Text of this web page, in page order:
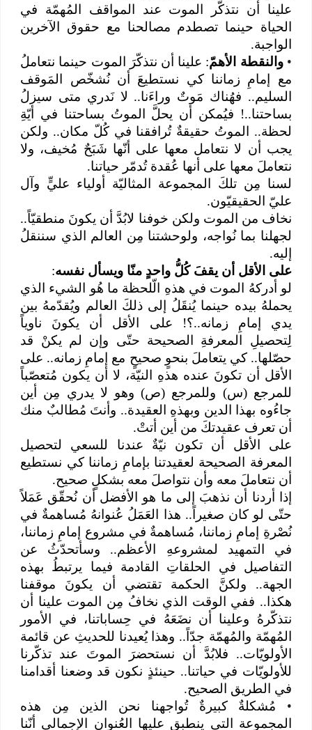
علينا أن نتذكّر الموت عند المواقف المُهمّة في
الحياة حينما تصطدم مصالحنا مع حقوق الآخرين
الواجبة.
•والنقطة الأهمّ: علينا أن نتذكّرَ الموت حينما نتعاملُ
مع إمامِ زماننا كي نستطيعَ أن نُشخّص المَوقف
السليم.. فهُناك مَوتٌ وراءَنا.. لا نَدري متى سيزلُ
بساحتنا..! فيُمكن أن يحلَّ الموتُ بساحتنا في أيّةِ
لحظة.. الموتُ حقيقةٌ تُرافقنا في كُلّ مكان.. ولكن
يجب أن لا نتعامل معها على أنّها شَبَحٌ مُخيف، ولا
نتعاملَ معها على أنها عُقدة تُدمّر حياتنا.
لسنا مِن تلكَ المجموعة المثاليّة أولياء عليٍّ وآل
عليّ الحقيقيّون.
نخاف من الموت ولكن خوفنا لابُدَّ أن يكونَ منطقيّاً..
لجهلنا بما نُواجه، ولوحشتنا مِن العالم الذي سننقلُ
إليه.
على الأقل أن يقفَ كُلُّ واحدٍ منّا ويسأل نفسه:
لو أدركهُ الموت في هذهِ الّلحظة ما هُو الشيء الذي
يحملهُ بيده حينما يُنقَلُ إلى ذلكَ العالم ويُقدّمهُ بين
يدي إمامِ زمانه..؟! على الأقل أن يكونَ ناوياً
لِتحصيلِ المعرفةِ الصحيحة حتّى وإن لم يكنْ قد
حصّلها.. كي يتعاملَ بنحوٍ صحيحٍ مع إمامِ زمانه.. على
الأقل أن تكونَ عنده هذهِ النيّة، لا أن يكون مُتعصّباً
للمرجع (س) وللمرجع (ص) وهو لا يدري مِن أين
جاءُوه بهذا الدين وبهذهِ العقيدة.. وأنتَ مُطالبٌ منك
أن تعرف عقيدتكَ من أين أتتْ.
على الأقل أن تكون نيّةٌ عندنا للسعي لتحصيل
المعرفة الصحيحة لعقيدتنا بإمامِ زماننا كي نستطيع
أن نتعاملَ معه وأن نتواصلَ معه بشكلٍ صحيح.
إذا أردنا أن نذهبَ إلى ما هو الأفضل أن نُحقّق عَمَلاً
حتّى لو كان صغيراً.. هذا العَمَلُ عُنوانهُ مُساهمةٌ في
نُصْرةِ إمامِ زماننا، مُساهمةٌ في مشروع إمامِ زماننا،
في التمهيد لمشروعهِ الأعظم.. وسأتحدّثُ عن
التفاصيل في الحلقاتِ القادمة فيما يرتبطُ بهذه
الجهة.. ولكنَّ الحكمة تقتضي أن يكونَ موقفنا
هكذا.. ففي الوقت الذي نخافُ مِن الموت علينا أن
نتذكّرهُ وعلينا أن نضَعَهُ في حِساباتنا، في الأمور
المُهمّة والمُهمّة جدّاً.. وهذا يُعيدنا للحديثِ عن قائمة
الأولويّات.. فلابُدَّ أن نستحضرَ الموتَ عند تذكّرنا
للأولويّات في حياتنا.. حينئذٍ نكون قد وضعنا أقدامنا
في الطريق الصحيح.
•
مُشكلةٌ كبيرةٌ تُواجهنا نحن الذين مِن هذه
المجموعة التي ينطبق عليها العُنوان الإجمالي أنّنا